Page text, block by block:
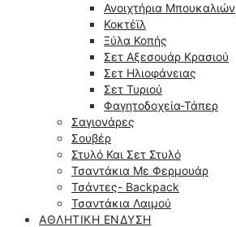
Ανοιχτήρια Μπουκαλιών
Κοκτέϊλ
Ξύλα Κοπής
Σετ Αξεσουάρ Κρασιού
Σετ Ηλιοφάνειας
Σετ Τυριού
Φαγητοδοχεία-Τάπερ
Σαγιονάρες
Σουβέρ
Στυλό Και Σετ Στυλό
Τσαντάκια Με Φερμουάρ
Τσάντες- Backpack
Τσαντάκια Λαιμού
ΑΘΛΗΤΙΚΉ ΈΝΔΥΣΗ